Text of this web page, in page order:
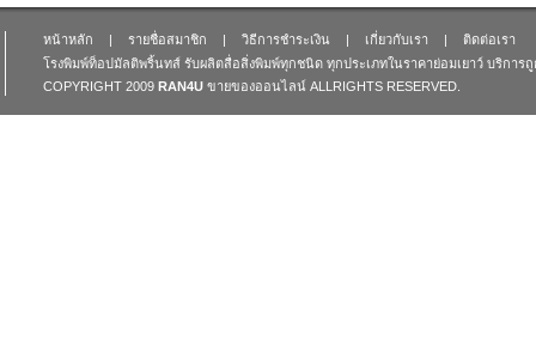
หน้าหลัก รายชื่อสมาชิก วิธีการชำระเงิน เกี่ยวกับเรา
ติดต่อเรา
โรงพิมพ์ท็อปมัลติพริ้นทส์ รับผลิตสื่อสิ่งพิมพ์ทุกชนิด ทุกประเภทในราคาย่อมเยาว์ บริการ
COPYRIGHT 2009 RAN4U ขายของออนไลน์ ALLRIGHTS RESERVED.